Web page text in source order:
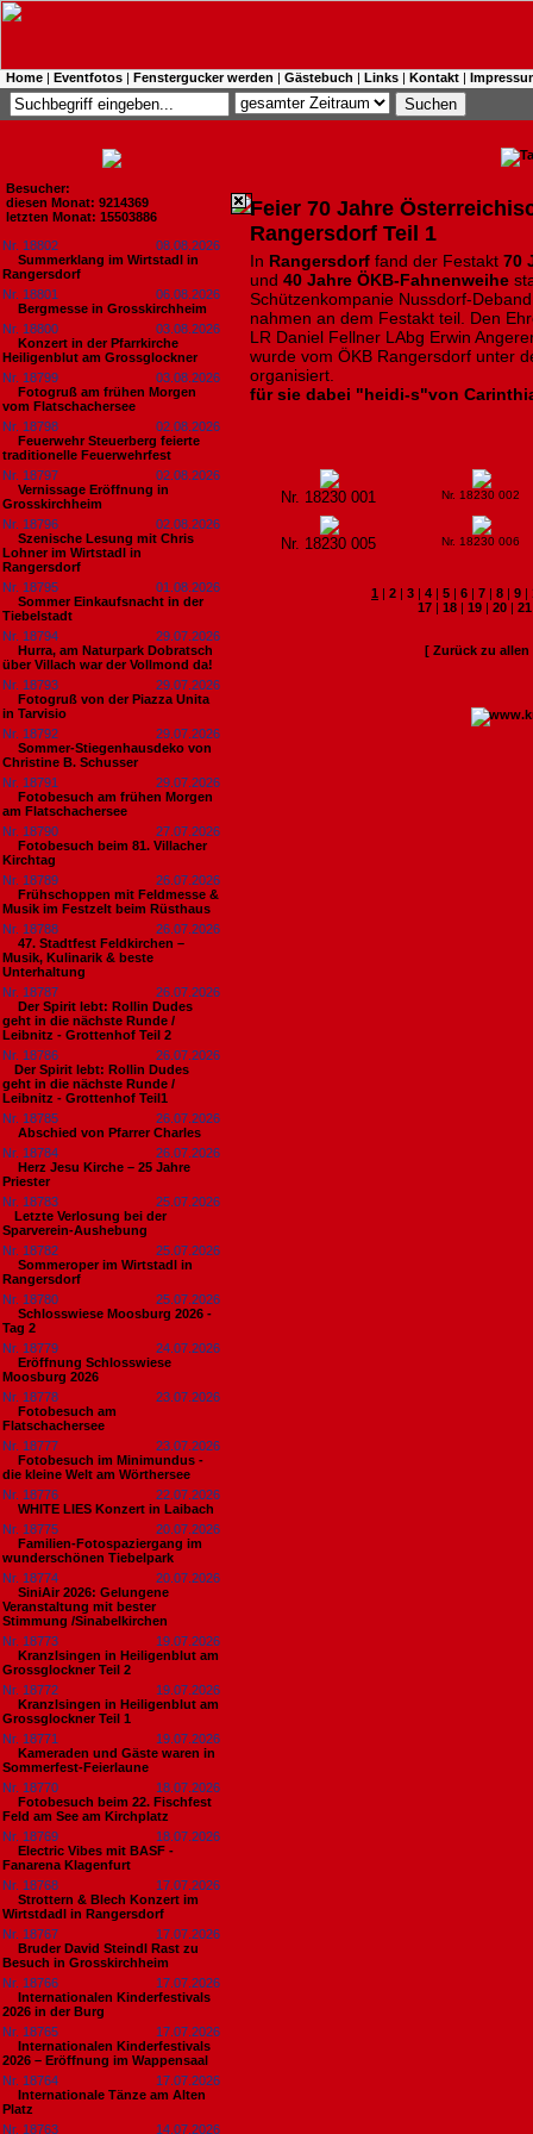
Home | Eventfotos | Fenstergucker werden | Gästebuch | Links | Kontakt |
Besucher:
diesen Monat: 9214369
letzten Monat: 15503886
Nr. 18802
08.08.2026
Summerklang im Wirtstadl in
Rangersdorf
Nr. 18801
06.08.2026
Bergmesse in Grosskirchheim
Nr. 18800
03.08.2026
Konzert in der Pfarrkirche
Heiligenblut am Grossglockner
Nr. 18799
03.08.2026
Fotogruß am frühen Morgen
vom Flatschachersee
Nr. 18798
02.08.2026
Feuerwehr Steuerberg feierte
traditionelle Feuerwehrfest
Nr. 18797
02.08.2026
Vernissage Eröffnung in
Grosskirchheim
Nr. 18796
02.08.2026
Szenische Lesung mit Chris
Lohner im Wirtstadl in
Rangersdorf
Nr. 18795
01.08.2026
Sommer Einkaufsnacht in der
Tiebelstadt
Nr. 18794
29.07.2026
Hurra, am Naturpark Dobratsch
über Villach war der Vollmond da!
Nr. 18793
29.07.2026
Fotogruß von der Piazza Unita
in Tarvisio
Nr. 18792
29.07.2026
Sommer-Stiegenhausdeko von
Christine B. Schusser
Nr. 18791
29.07.2026
Fotobesuch am frühen Morgen
am Flatschachersee
Nr. 18790
27.07.2026
Fotobesuch beim 81. Villacher
Kirchtag
Nr. 18789
26.07.2026
Frühschoppen mit Feldmesse &
Musik im Festzelt beim Rüsthaus
Nr. 18788
26.07.2026
47. Stadtfest Feldkirchen –
Musik, Kulinarik & beste
Unterhaltung
Nr. 18787
26.07.2026
Der Spirit lebt: Rollin Dudes
geht in die nächste Runde /
Leibnitz - Grottenhof Teil 2
Nr. 18786
26.07.2026
​Der Spirit lebt: Rollin Dudes
geht in die nächste Runde /
Leibnitz - Grottenhof Teil1
Nr. 18785
26.07.2026
Abschied von Pfarrer Charles
Nr. 18784
26.07.2026
Herz Jesu Kirche – 25 Jahre
Priester
Nr. 18783
25.07.2026
​Letzte Verlosung bei der
Sparverein-Aushebung
Nr. 18782
25.07.2026
Sommeroper im Wirtstadl in
Rangersdorf
Nr. 18780
25.07.2026
Schlosswiese Moosburg 2026 -
Tag 2
Nr. 18779
24.07.2026
Eröffnung Schlosswiese
Moosburg 2026
Nr. 18778
23.07.2026
Fotobesuch am
Flatschachersee
Nr. 18777
23.07.2026
Fotobesuch im Minimundus -
die kleine Welt am Wörthersee
Nr. 18776
22.07.2026
WHITE LIES Konzert in Laibach
Nr. 18775
20.07.2026
Familien-Fotospaziergang im
wunderschönen Tiebelpark
Nr. 18774
20.07.2026
SiniAir 2026: Gelungene
Veranstaltung mit bester
Stimmung /Sinabelkirchen
Nr. 18773
19.07.2026
Kranzlsingen in Heiligenblut am
Grossglockner Teil 2
Nr. 18772
19.07.2026
Kranzlsingen in Heiligenblut am
Grossglockner Teil 1
Nr. 18771
19.07.2026
Kameraden und Gäste waren in
Sommerfest-Feierlaune
Nr. 18770
18.07.2026
Fotobesuch beim 22. Fischfest
Feld am See am Kirchplatz
Nr. 18769
18.07.2026
Electric Vibes mit BASF -
Fanarena Klagenfurt
Nr. 18768
17.07.2026
Strottern & Blech Konzert im
Wirtstdadl in Rangersdorf
Nr. 18767
17.07.2026
Bruder David Steindl Rast zu
Besuch in Grosskirchheim
Nr. 18766
17.07.2026
Internationalen Kinderfestivals
2026 in der Burg
Nr. 18765
17.07.2026
Internationalen Kinderfestivals
2026 – Eröffnung im Wappensaal
Nr. 18764
17.07.2026
Internationale Tänze am Alten
Platz
Nr. 18763
14.07.2026
Feier 70 Jahre
Rangersdorf Teil 1
In Rangersdorf fand der Festakt 70
und 40 Jahre ÖKB-Fahnenweihe
Schützenkompanie Nussdorf-
nahmen an dem Festakt teil. Den
LR Daniel Fellner LAbg Erwin
wurde vom ÖKB Rangersdorf unter
organisiert.
für sie dabei "heidi-s"von
Nr. 18230 001 Nr. 18230 002
Nr. 18230 005 Nr. 18230 006
1 | 2 | 3 | 4 | 5 | 6 | 7 | 8 | 9 |
17 |18 |19 |20 |21
[ Zurück zu